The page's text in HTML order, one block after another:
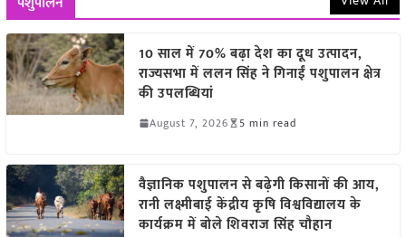
10 साल में 70% बढ़ा देश का दूध उत्पादन,
राज्यसभा में ललन सिंह ने गिनाईं पशुपालन क्षेत्र
की उपलब्धियां
August 7, 2026 5 min read
वैज्ञानिक पशुपालन से बढ़ेगी किसानों की आय,
रानी लक्ष्मीबाई केंद्रीय कृषि विश्वविद्यालय के
कार्यक्रम में बोले शिवराज सिंह चौहान